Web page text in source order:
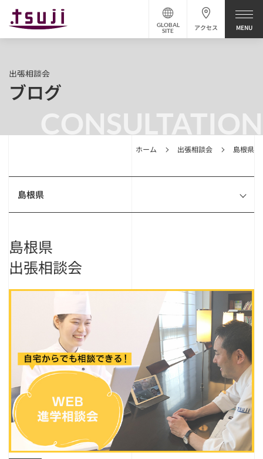
アクセス
GLOBAL
SITE
CONSULTATION
ホーム 出張相談会 島根県
出張相談会
ブログ
島根県
島根県
出張相談会